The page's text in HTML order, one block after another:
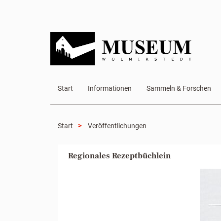
Start Informationen Sammeln & Forschen
Start Veröffentlichungen
Regionales Rezeptbüchlein